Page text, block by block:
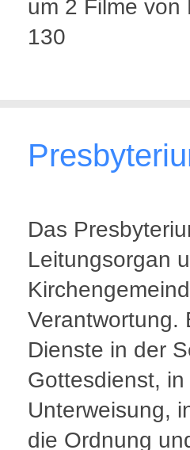
um 2 Filme von
130
Das
Leitungsorgan
Verantwortung.
Dienste in der
Gottesdienst,
Unterweisung,
die Ordnung